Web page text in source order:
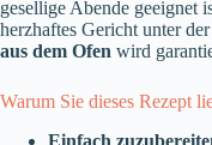
gesellige Abende geeignet
herzhaftes Gericht unter
aus dem Ofen wird
Warum Sie dieses Rezept
Einfach